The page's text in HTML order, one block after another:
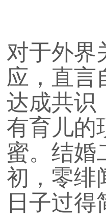
对于外界
应，直言
达成共识
有育儿的
蜜。结婚
初，零绯
日子过得